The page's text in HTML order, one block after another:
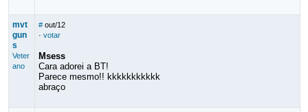
mvt
gun
s
Veter
ano
# out/12
· votar
Msess
Cara adorei a BT!
Parece mesmo!! kkkkkkkkkkk
abraço